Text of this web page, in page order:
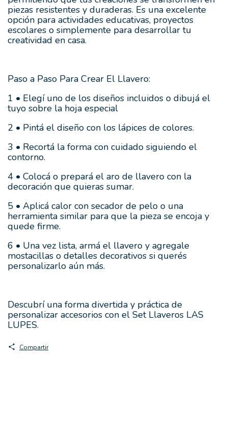
piezas resistentes y duraderas. Es una excelente
opción para actividades educativas, proyectos
escolares o simplemente para desarrollar tu
creatividad en casa.
Paso a Paso Para Crear El Llavero:
1 • Elegí uno de los diseños incluidos o dibujá el
tuyo sobre la hoja especial
2 • Pintá el diseño con los lápices de colores.
3 • Recortá la forma con cuidado siguiendo el
contorno.
4 • Colocá o prepará el aro de llavero con la
decoración que quieras sumar.
5 • Aplicá calor con secador de pelo o una
herramienta similar para que la pieza se encoja y
quede firme.
6 • Una vez lista, armá el llavero y agregale
mostacillas o detalles decorativos si querés
personalizarlo aún más.
Descubrí una forma divertida y práctica de
personalizar accesorios con el Set Llaveros LAS
LUPES.
Compartir